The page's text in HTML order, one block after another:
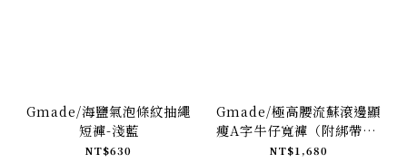
Gmade/海鹽氣泡條紋抽繩
短褲-淺藍
NT$630
Gmade/極高腰流蘇滾邊顯
瘦A字牛仔寬褲（附綁帶）-
原色藍
NT$1,680